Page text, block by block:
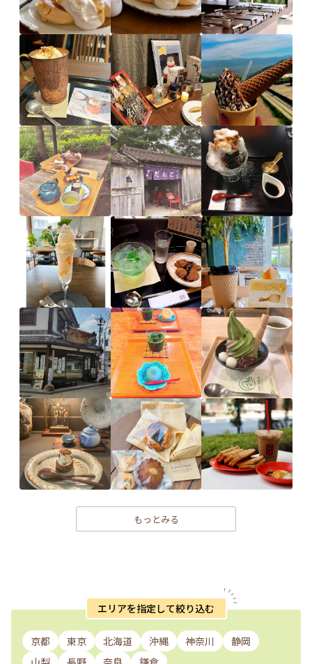
もっとみる
エリアを指定して絞り込む
京都 東京 北海道 沖縄 神奈川
静岡